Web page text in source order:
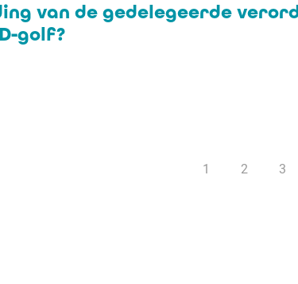
van de gedelegeerde
golf?
1 2 3